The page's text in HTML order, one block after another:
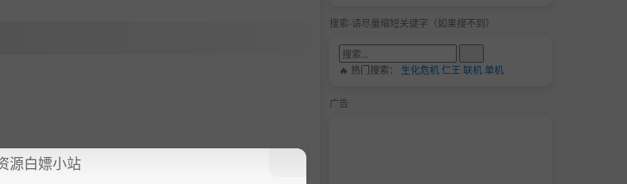
搜索-请尽量缩短关键字（如果搜不到）
🔥 热门搜索： 生化危机仁王 联机单机
广告
源白嫖小站